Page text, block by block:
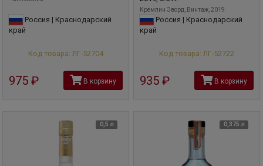
Россия | Краснодарский
край
Код товара: ЛГ-52704
975 В корзину
Кремлин Эворд, Винтаж, 2019
Россия | Краснодарский
край
Код товара: ЛГ-52722
935 В корзину
0,5 л 0,375 л